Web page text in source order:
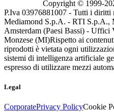
Copyright © 1999-
P.Iva 03976881007 - Tutti i diritti
Mediamond S.p.A. - RTI S.p.A.,
Amsterdam (Paesi Bassi) -
Monzese (MI)Rispetto ai
riprodotti è vietata ogni
sistemi di intelligenza artificiale
espresso di utilizzare mezzi
Legal
CorporatePrivacy PolicyCookie